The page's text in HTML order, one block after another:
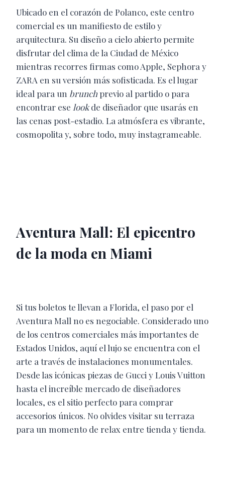
Ubicado en el corazón de Polanco, este centro
comercial es un manifiesto de estilo y
arquitectura. Su diseño a cielo abierto permite
disfrutar del clima de la Ciudad de México
mientras recorres firmas como Apple, Sephora y
ZARA en su versión más sofisticada. Es el lugar
ideal para un brunchprevio al partido o para
encontrar ese lookde diseñador que usarás en
las cenas post-estadio. La atmósfera es vibrante,
cosmopolita y, sobre todo, muy instagrameable.
Aventura Mall: El epicentro
de la moda en Miami
Si tus boletos te llevan a Florida, el paso por el
Aventura Mall no es negociable. Considerado uno
de los centros comerciales más importantes de
Estados Unidos, aquí el lujo se encuentra con el
arte a través de instalaciones monumentales.
Desde las icónicas piezas de Gucci y Louis Vuitton
hasta el increíble mercado de diseñadores
locales, es el sitio perfecto para comprar
accesorios únicos. No olvides visitar su terraza
para un momento de relax entre tienda y tienda.